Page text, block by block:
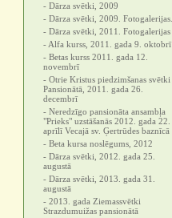
- Dārza svētki, 2009
- Dārza svētki, 2009. Fotogalerijas.
- Dārza svētki, 2011. Fotogalerijas
- Alfa kurss, 2011. gada 9. oktobrī
- Betas kurss 2011. gada 12.
novembrī
- Otrie Kristus piedzimšanas svētki
Pansionātā, 2011. gada 26.
decembrī
- Neredzīgo pansionāta ansambļa
"Prieks" uzstāšanās 2012. gada 22.
aprīlī Vecajā sv. Ģertrūdes baznīcā
- Beta kursa noslēgums, 2012
- Dārza svētki, 2012. gada 25.
augustā
- Dārza svētki, 2013. gada 31.
augustā
- 2013. gada Ziemassvētki
Strazdumuižas pansionātā